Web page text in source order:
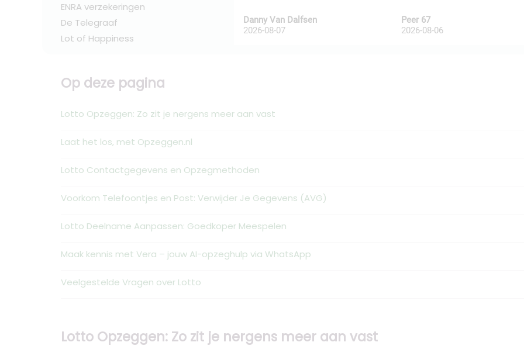
ENRA verzekeringen
De Telegraaf
Lot of Happiness
Danny Van Dalfsen
2026-08-07
Peer 67
2026-08-06
Op deze pagina
Lotto Opzeggen: Zo zit je nergens meer aan vast
Laat het los, met Opzeggen.nl
Lotto Contactgegevens en Opzegmethoden
Voorkom Telefoontjes en Post: Verwijder Je Gegevens (AVG)
Lotto Deelname Aanpassen: Goedkoper Meespelen
Maak kennis met Vera – jouw AI-opzeghulp via WhatsApp
Veelgestelde Vragen over Lotto
Lotto Opzeggen: Zo zit je nergens meer aan vast